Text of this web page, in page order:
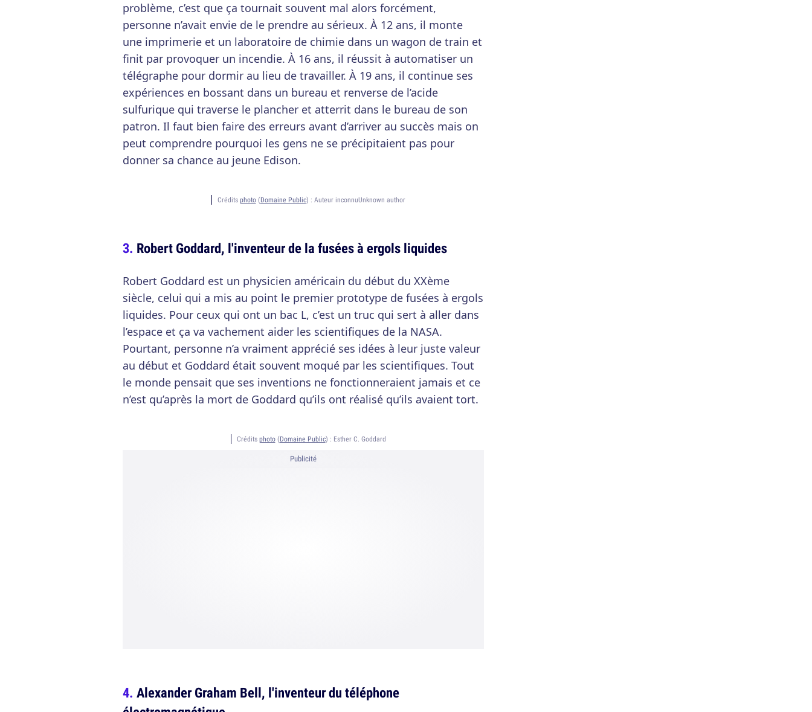
problème, c’est que ça tournait souvent mal alors forcément,
personne n’avait envie de le prendre au sérieux. À 12 ans, il monte
une imprimerie et un laboratoire de chimie dans un wagon de train et
finit par provoquer un incendie. À 16 ans, il réussit à automatiser un
télégraphe pour dormir au lieu de travailler. À 19 ans, il continue ses
expériences en bossant dans un bureau et renverse de l’acide
sulfurique qui traverse le plancher et atterrit dans le bureau de son
patron. Il faut bien faire des erreurs avant d’arriver au succès mais on
peut comprendre pourquoi les gens ne se précipitaient pas pour
donner sa chance au jeune Edison.
Crédits photo(Domaine Public) : Auteur inconnuUnknown author
Robert Goddard, l'inventeur de la fusées à ergols liquides
Robert Goddard est un physicien américain du début du XXème
siècle, celui qui a mis au point le premier prototype de fusées à ergols
liquides. Pour ceux qui ont un bac L, c’est un truc qui sert à aller dans
l’espace et ça va vachement aider les scientifiques de la NASA.
Pourtant, personne n’a vraiment apprécié ses idées à leur juste valeur
au début et Goddard était souvent moqué par les scientifiques. Tout
le monde pensait que ses inventions ne fonctionneraient jamais et ce
n’est qu’après la mort de Goddard qu’ils ont réalisé qu’ils avaient tort.
Crédits photo(Domaine Public) : Esther C. Goddard
Publicité
Alexander Graham Bell, l'inventeur du téléphone